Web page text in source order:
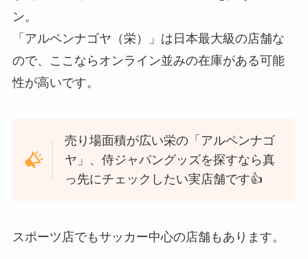
ン。
「アルペンナゴヤ（栄）」は日本最大級の店舗な
ので、ここならオンライン並みの在庫がある可能
性が高いです。
売り場面積が広い栄の「アルペンナゴ
ヤ」、侍ジャパングッズを探すなら真
っ先にチェックしたい実店舗です👍
スポーツ店でもサッカー中心の店舗もあります。